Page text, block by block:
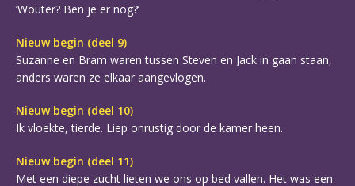
‘Wouter? Ben je er nog?’
Nieuw begin (deel 9)
Suzanne en Bram waren tussen Steven en Jack in gaan staan,
anders waren ze elkaar aangevlogen.
Nieuw begin (deel 10)
Ik vloekte, tierde. Liep onrustig door de kamer heen.
Nieuw begin (deel 11)
Met een diepe zucht lieten we ons op bed vallen. Het was een